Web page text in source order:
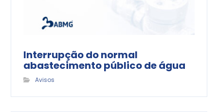
Interrupção do normal
abastecimento público de água
Avisos